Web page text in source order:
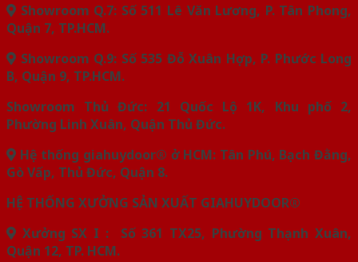
Showroom Q.7: Số 511 Lê Văn Lương, P. Tân Phong,
Quận 7, TP.HCM.
Showroom Q.9: Số 535 Đỗ Xuân Hợp, P. Phước Long
B, Quận 9, TP.HCM.
Showroom Thủ Đức: 21 Quốc Lộ 1K, Khu phố 2,
Phường Linh Xuân, Quận Thủ Đức.
Hệ thống giahuydoor® ở HCM: Tân Phú, Bạch Đằng,
Gò Vấp, Thủ Đức, Quận 8.
HỆ THỐNG XƯỞNG SẢN XUẤT GIAHUYDOOR®
Xưởng SX I : Số 361 TX25, Phường Thạnh Xuân,
Quận 12, TP. HCM.